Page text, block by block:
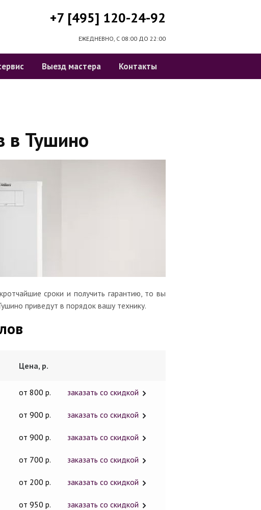
+7 [495] 120-24-92
ЕЖЕДНЕВНО, С 08:00 ДО 22:00
Выезд мастера Контакты
в Тушино
сроки и получить гарантию, то вы
приведут в порядок вашу технику.
Цена, р.
от 800 р. заказать со скидкой
от 900 р. заказать со скидкой
от 900 р. заказать со скидкой
от 700 р. заказать со скидкой
от 200 р. заказать со скидкой
от 950 р. заказать со скидкой